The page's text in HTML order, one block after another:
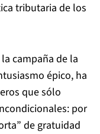
tributaria de los
campaña de la
épico, ha
que sólo
por
de gratuidad